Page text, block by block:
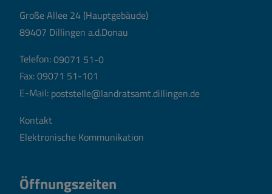
Große Allee 24 (Hauptgebäude)
89407 Dillingen a.d.Donau
Telefon:09071 51-0
Fax: 09071 51-101
E-Mail: poststelle@landratsamt.dillingen.de
Kontakt
Elektronische Kommunikation
Öffnungszeiten